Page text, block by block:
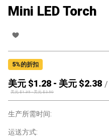
Mini LED Torch
5%的折扣
美元 $1.28 - 美元 $2.38 /
美元 $1.35-美元 $2.50
生产所需时间:
运送方式: